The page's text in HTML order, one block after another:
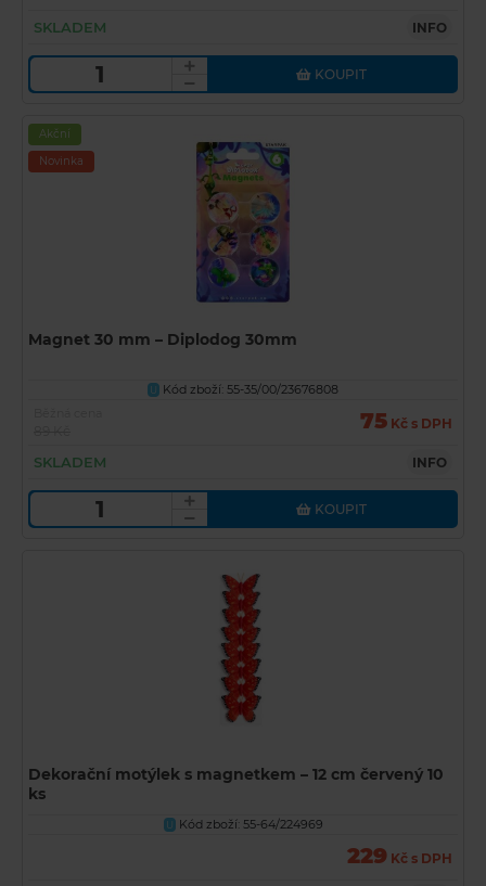
SKLADEM INFO
KOUPIT
Akční
Novinka
Magnet 30 mm – Diplodog 30mm
U
Kód zboží: 55-35/00/23676808
75 Kč s DPH
SKLADEM INFO
KOUPIT
Dekorační motýlek s magnetkem – 12 cm červený 10
ks
U Kód zboží: 55-64/224969
229 Kč s DPH